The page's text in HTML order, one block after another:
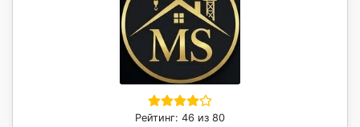
Рейтинг: 46 из 80